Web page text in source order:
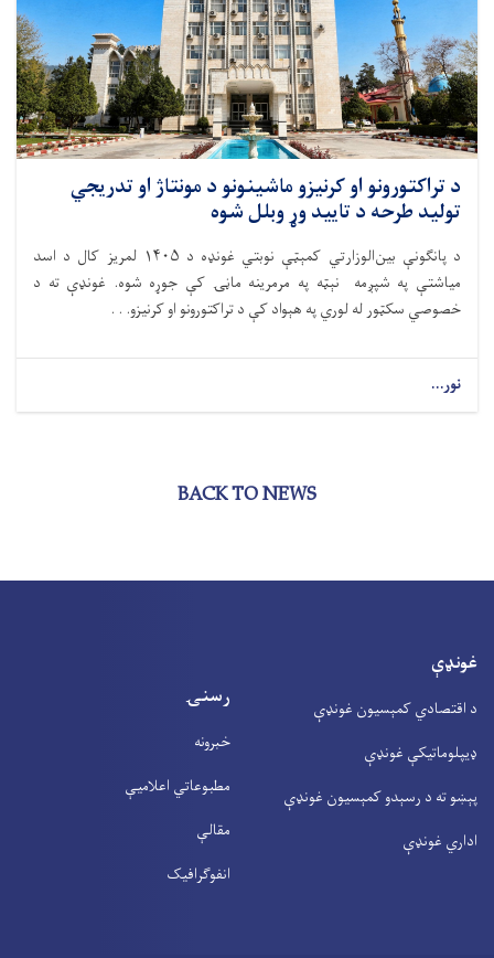
د تراکتورونو او کرنیزو ماشینونو د مونتاژ او تدریجي
تولید طرحه د تایید وړ وبلل شوه
د پانګونې بین‌الوزارتي کمېټې نوبتي غونډه د ۱۴۰۵ لمریز کال د اسد
میاشتې په شپږمه نېټه په مرمرینه ماڼۍ کې جوړه شوه. غونډې ته د
خصوصي سکټور له لوري په هېواد کې د تراکتورونو او کرنیزو. . .
نور...
BACK TO NEWS
غونډې
د اقتصادي کمېسیون غونډې
ډیپلوماتیکې غونډې
پېښو ته د رسېدو کمېسیون غونډې
اداري غونډې
رسنۍ
خبرونه
مطبوعاتي اعلامیې
مقالې
انفوګرافیک